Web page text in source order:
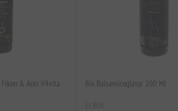
& Anis V4vita
Bio Balsamicoglasyr 200 Ml